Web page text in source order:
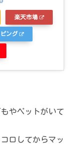
楽天市場
ング
やペットがいて
ロしてからマッ